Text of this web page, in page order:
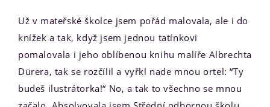
Už v mateřské školce jsem pořád malovala, ale i do
knížek a tak, když jsem jednou tatínkovi
pomalovala i jeho oblíbenou knihu malíře Albrechta
Dürera, tak se rozčílil a vyřkl nade mnou ortel: “Ty
budeš ilustrátorka!“ No, a tak to všechno se mnou